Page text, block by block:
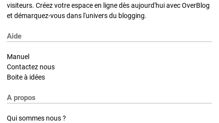
visiteurs. Créez votre espace en ligne dès aujourd'hui avec OverBlog
et démarquez-vous dans l'univers du blogging.
Aide
Manuel
Contactez nous
Boite à idées
A propos
Qui sommes nous ?